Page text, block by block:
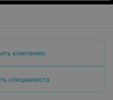
компанию
специалиста